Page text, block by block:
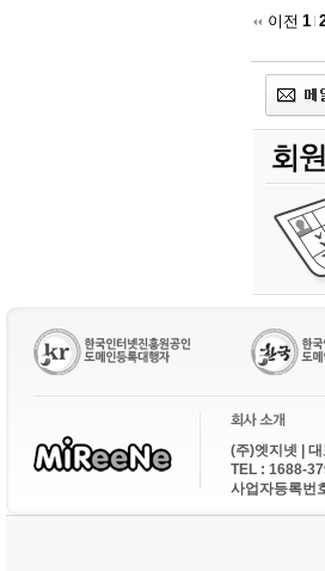
이전 1
(주)엣지넷 |
TEL : 1688-
사업자등록번